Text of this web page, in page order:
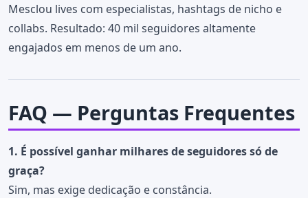
Mesclou lives com especialistas, hashtags de nicho e
collabs. Resultado: 40 mil seguidores altamente
engajados em menos de um ano.
FAQ — Perguntas Frequentes
1. É possível ganhar milhares de seguidores só de
graça?
Sim, mas exige dedicação e constância.